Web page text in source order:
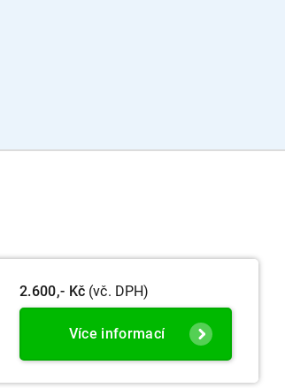
2.600,- Kč (vč. DPH)
Více informací